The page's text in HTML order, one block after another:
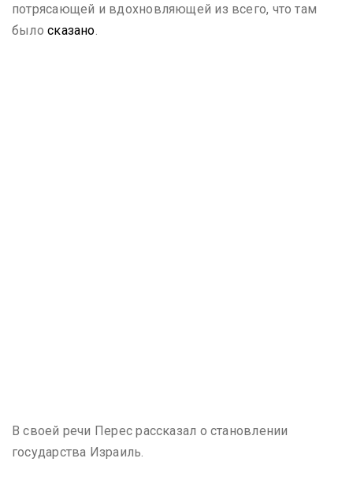
потрясающей и вдохновляющей из всего, что там
былосказано
В своей речи Перес рассказал о становлении
государства Израиль.